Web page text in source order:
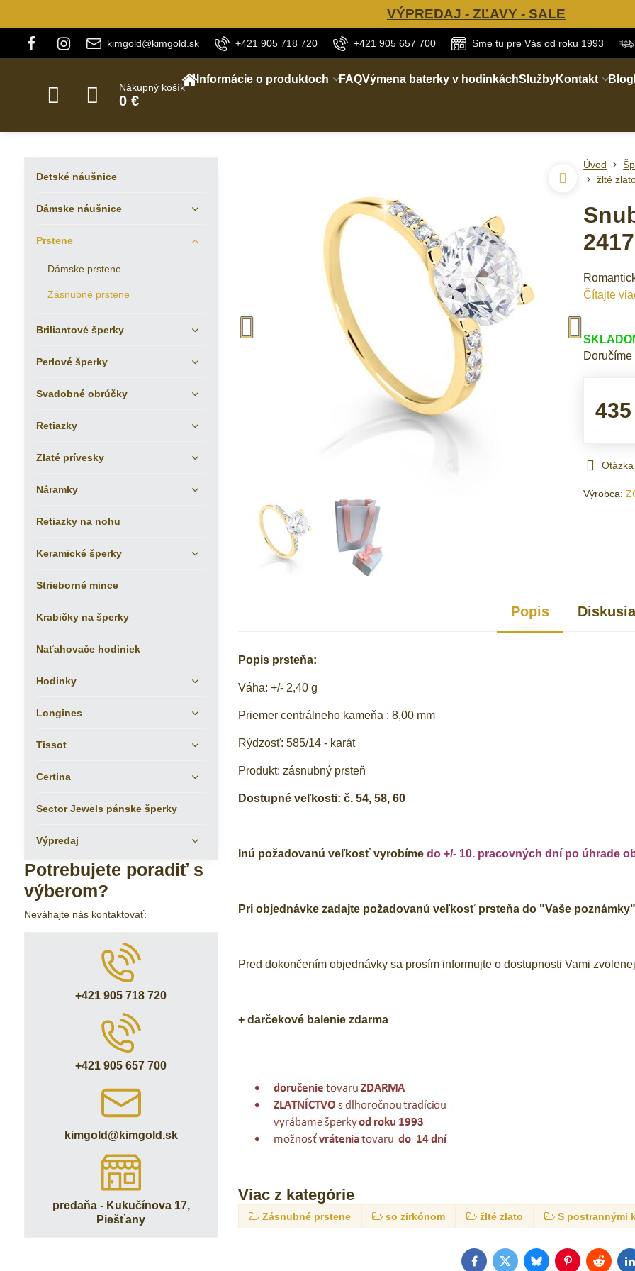
VÝPREDAJ - ZĽAVY - SALE
kimgold@kimgold.sk +421 905 718 720 +421 905 657 700 Sme tu pre Vás od roku 1993
Nákupný košík
0 €
Informácie o produktoch FAQVýmena baterky v hodinkáchSlužbyKontakt Blog
Úvod
žlté
Čítajte
Doručíme
Výrobca:
Popis
Popis prsteňa:
Váha: +/- 2,40 g
Priemer centrálneho kameňa : 8,00 mm
Rýdzosť: 585/14 - karát
Produkt: zásnubný prsteň
Dostupné veľkosti: č. 54, 58, 60
Inú požadovanú veľkosť vyrobímedo +/- 10. pracovných dní po úhrade
Pri objednávke zadajte požadovanú veľkosť prsteňa do "Vaše poznámky"
Pred dokončením objednávky sa prosím informujte o dostupnosti Vami
+ darčekové balenie zdarma
Viac z kategórie
Zásnubné prstene so zirkónom žlté zlato S postrannými
FacebookTwitterBlueskyPinterestReddit
Detské náušnice
Dámske náušnice
Prstene
Dámske prstene
Zásnubné prstene
Briliantové šperky
Perlové šperky
Svadobné obrúčky
Retiazky
Zlaté prívesky
Náramky
Retiazky na nohu
Keramické šperky
Strieborné mince
Krabičky na šperky
Naťahovače hodiniek
Hodinky
Longines
Tissot
Certina
Sector Jewels pánske šperky
Výpredaj
Potrebujete poradiť s
výberom?
Neváhajte nás kontaktovať:
+421 905 718 720
+421 905 657 700
kimgold​@kimgold​.sk
predaňa - Kukučínova 17,
Piešťany